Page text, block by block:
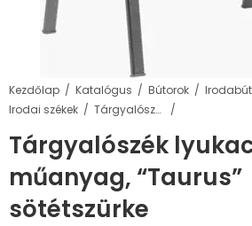
Kezdőlap Katalógus Bútorok
Irodai székek
Tárgyalószékek
Tárgyalószék
műanyag, “Taurus”
sötétszürke